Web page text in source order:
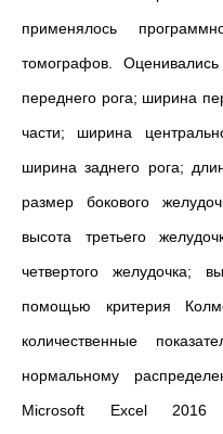
применялось
томографов.
переднего рога; ширина
части; ширина
ширина заднего poгa;
размер бокового
высота третьего
четвертого желудочка;
помощью критерия
количественные
нормальному
Microsoft Excel 2016